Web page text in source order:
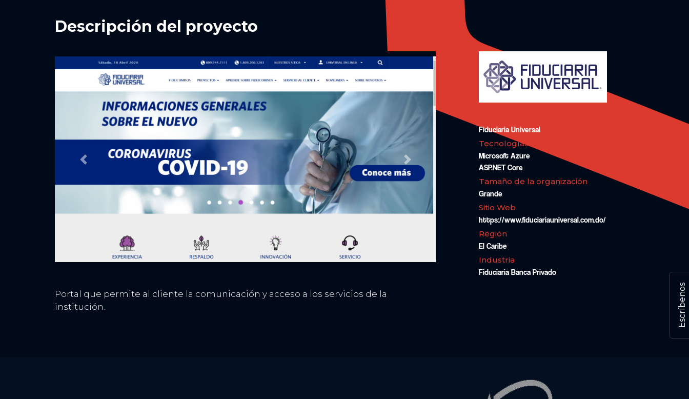
Escríbenos
Descripción del proyecto
Previous Next
Portal que permite al cliente la comunicación y acceso a los servicios de la
institución.
Fiduciaria Universal
Tecnologías Utilizadas
Microsoft Azure
ASP.NET Core
Tamaño de la organización
Grande
Sitio Web
https://www.fiduciariauniversal.com.do/
Región
El Caribe
Industria
Fiduciaria Banca Privado